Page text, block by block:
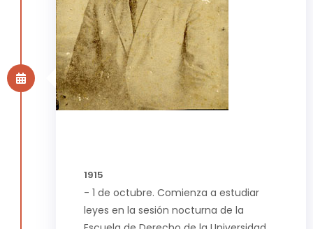
1915
- 1 de octubre. Comienza a estudiar
leyes en la sesión nocturna de la